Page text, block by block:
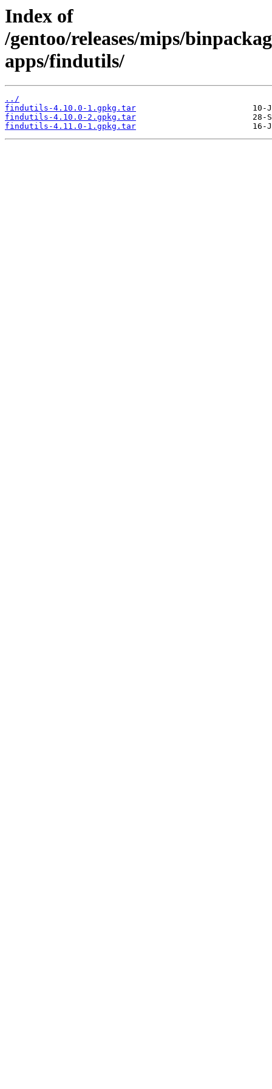
Index of
/gentoo/releases/mips/
apps/findutils/
../
findutils-4.10.0-1.gpkg.tar
findutils-4.10.0-2.gpkg.tar
findutils-4.11.0-1.gpkg.tar